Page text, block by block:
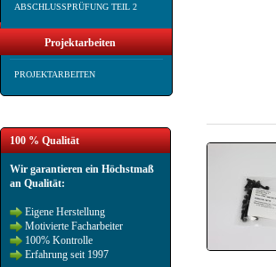
ABSCHLUSSPRÜFUNG TEIL 2
Projektarbeiten
PROJEKTARBEITEN
100 % Qualität
Wir garantieren ein Höchstmaß
an Qualität:
Eigene Herstellung
Motivierte Facharbeiter
100% Kontrolle
Erfahrung seit 1997